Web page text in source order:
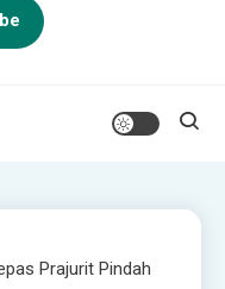
Prajurit Pindah